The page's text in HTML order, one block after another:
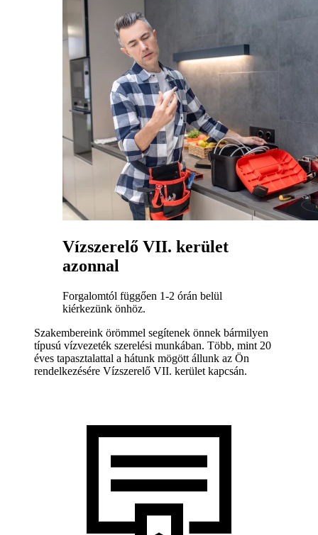
Vízszerelő VII. kerület
azonnal
Forgalomtól függően 1-2 órán belül
kiérkezünk önhöz.
Szakembereink örömmel segítenek önnek bármilyen
típusú vízvezeték szerelési munkában. Több, mint 20
éves tapasztalattal a hátunk mögött állunk az Ön
rendelkezésére Vízszerelő VII. kerület kapcsán.